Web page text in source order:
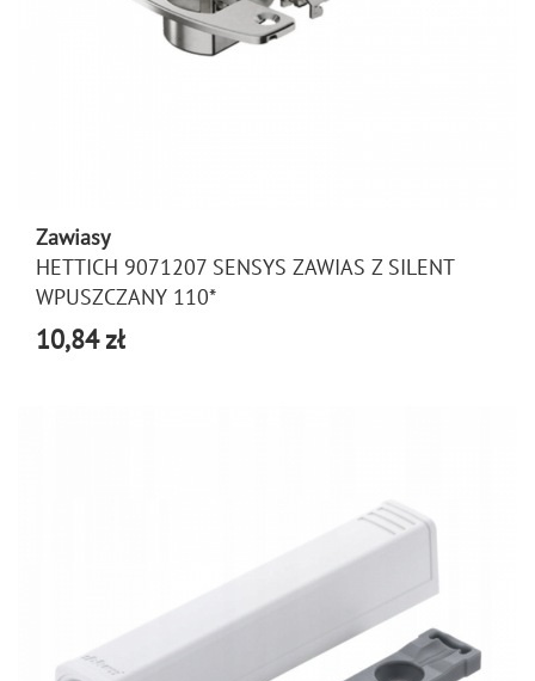
Zawiasy
HETTICH 9071207 SENSYS ZAWIAS Z SILENT
WPUSZCZANY 110*
10,84 zł